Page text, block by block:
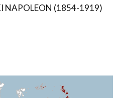
NAPOLEON (1854-1919)